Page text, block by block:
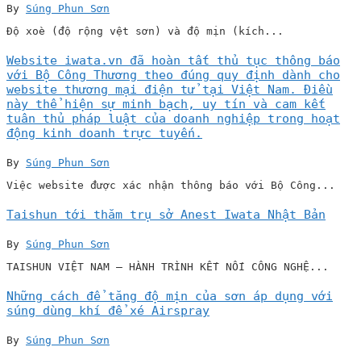
By Súng Phun Sơn
Độ xoè (độ rộng vệt sơn) và độ mịn (kích...
Website iwata.vn đã hoàn tất thủ tục thông báo
với Bộ Công Thương theo đúng quy định dành cho
website thương mại điện tử tại Việt Nam. Điều
này thể hiện sự minh bạch, uy tín và cam kết
tuân thủ pháp luật của doanh nghiệp trong hoạt
động kinh doanh trực tuyến.
By Súng Phun Sơn
Việc website được xác nhận thông báo với Bộ Công...
Taishun tới thăm trụ sở Anest Iwata Nhật Bản
By Súng Phun Sơn
TAISHUN VIỆT NAM – HÀNH TRÌNH KẾT NỐI CÔNG NGHỆ...
Những cách để tăng độ mịn của sơn áp dụng với
súng dùng khí để xé Airspray
By Súng Phun Sơn